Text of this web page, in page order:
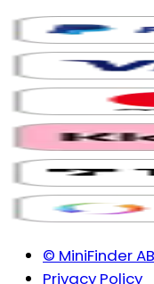
© MiniFinder
Privacy Policy